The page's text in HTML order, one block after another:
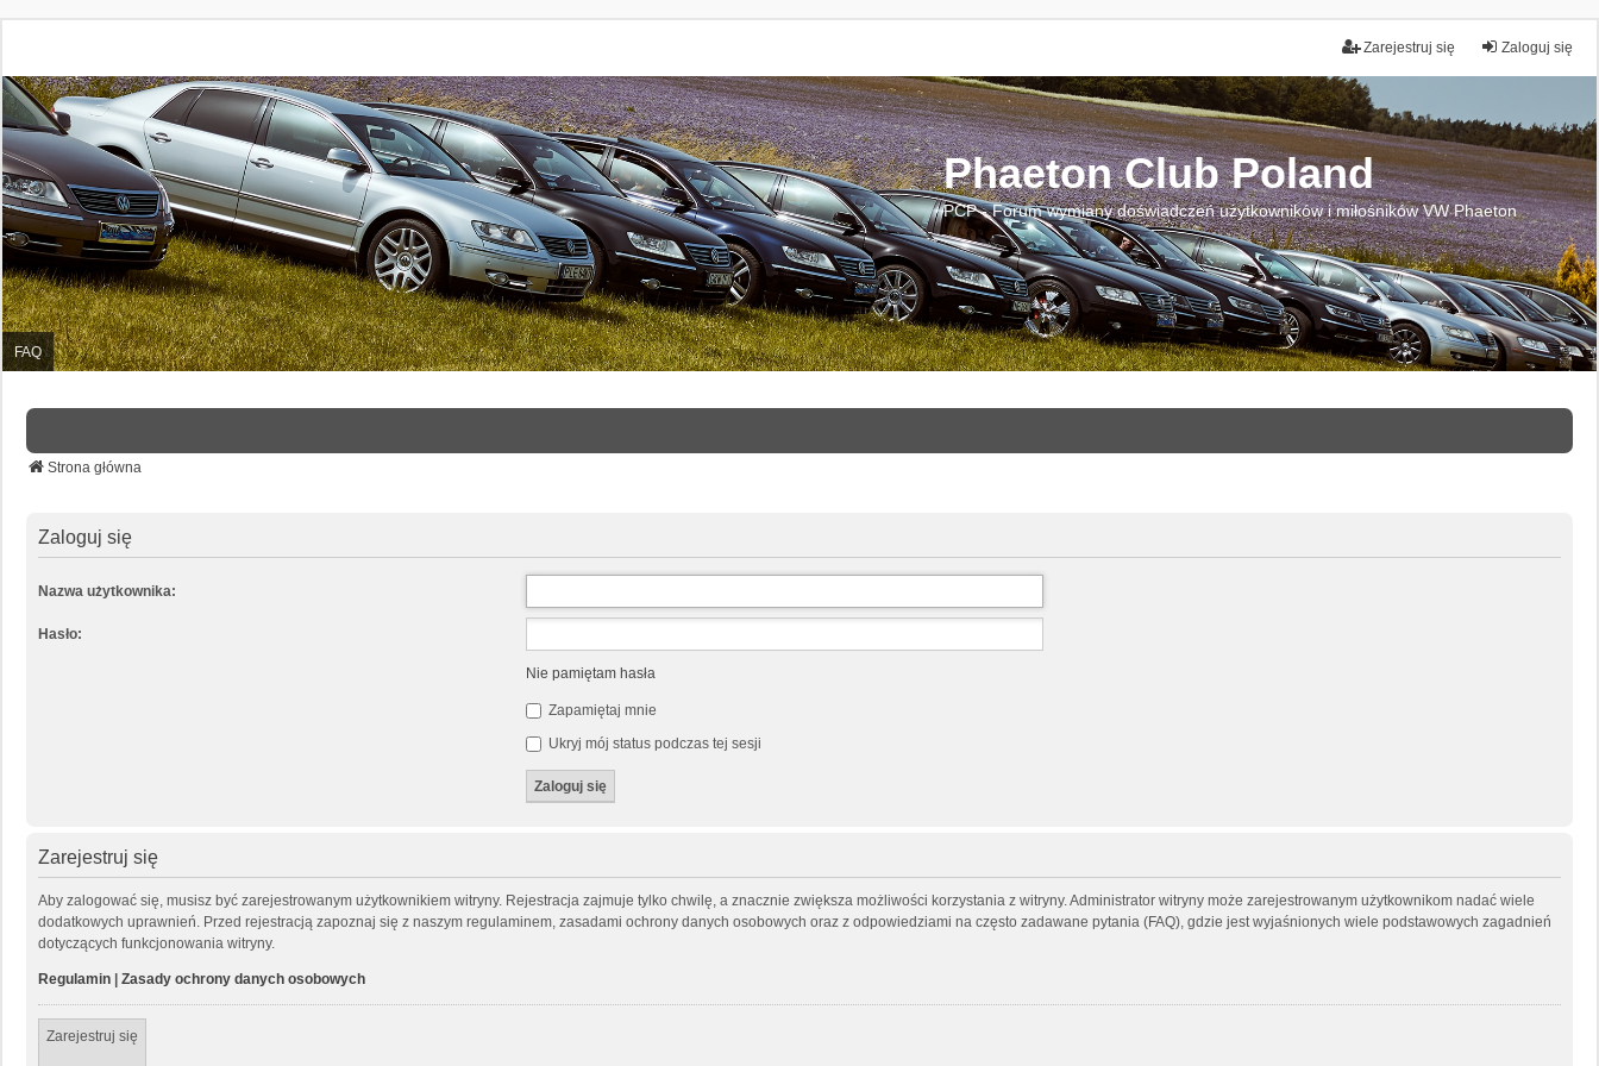
Zaloguj się
Zarejestruj się
Phaeton Club Poland
PCP - Forum wymiany doświadczeń użytkowników i miłośników VW Phaeton
FAQ
Strona główna
Zaloguj się
Nazwa użytkownika:
Hasło:
Nie pamiętam hasła
Zapamiętaj mnie
Ukryj mój status podczas tej sesji
Zarejestruj się
Aby zalogować się, musisz być zarejestrowanym użytkownikiem witryny. Rejestracja zajmuje tylko chwilę, a znacznie zwiększa możliwości korzystania z witryny. Administrator witryny może zarejestrowanym użytkownikom nadać wiele
dodatkowych uprawnień. Przed rejestracją zapoznaj się z naszym regulaminem, zasadami ochrony danych osobowych oraz z odpowiedziami na często zadawane pytania (FAQ), gdzie jest wyjaśnionych wiele podstawowych zagadnień
dotyczących funkcjonowania witryny.
Regulamin Zasady ochrony danych osobowych
Zarejestruj się